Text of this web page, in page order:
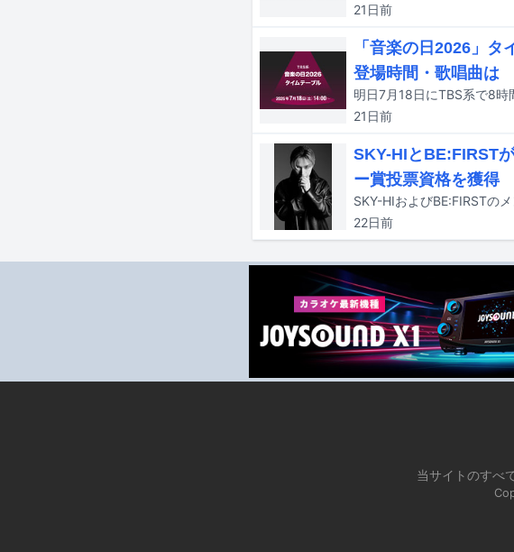
21日前
「音楽の日2026」
登場時間・歌唱曲は
21日前
SKY-HIとBE:FIRST
ー賞投票資格を獲得
22日前
当サイトのすべ